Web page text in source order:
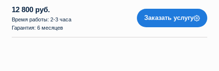
12 800 руб.
Время работы: 2-3 часа
Гарантия: 6 месяцев
Заказать услугу